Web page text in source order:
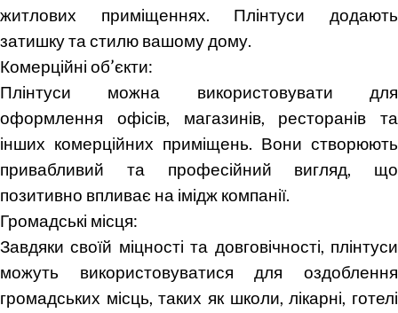
житлових приміщеннях. Плінтуси додають
затишку та стилю вашому дому.
Комерційні об’єкти:
Плінтуси можна використовувати для
оформлення офісів, магазинів, ресторанів та
інших комерційних приміщень. Вони створюють
привабливий та професійний вигляд, що
позитивно впливає на імідж компанії.
Громадські місця:
Завдяки своїй міцності та довговічності, плінтуси
можуть використовуватися для оздоблення
громадських місць, таких як школи, лікарні, готелі